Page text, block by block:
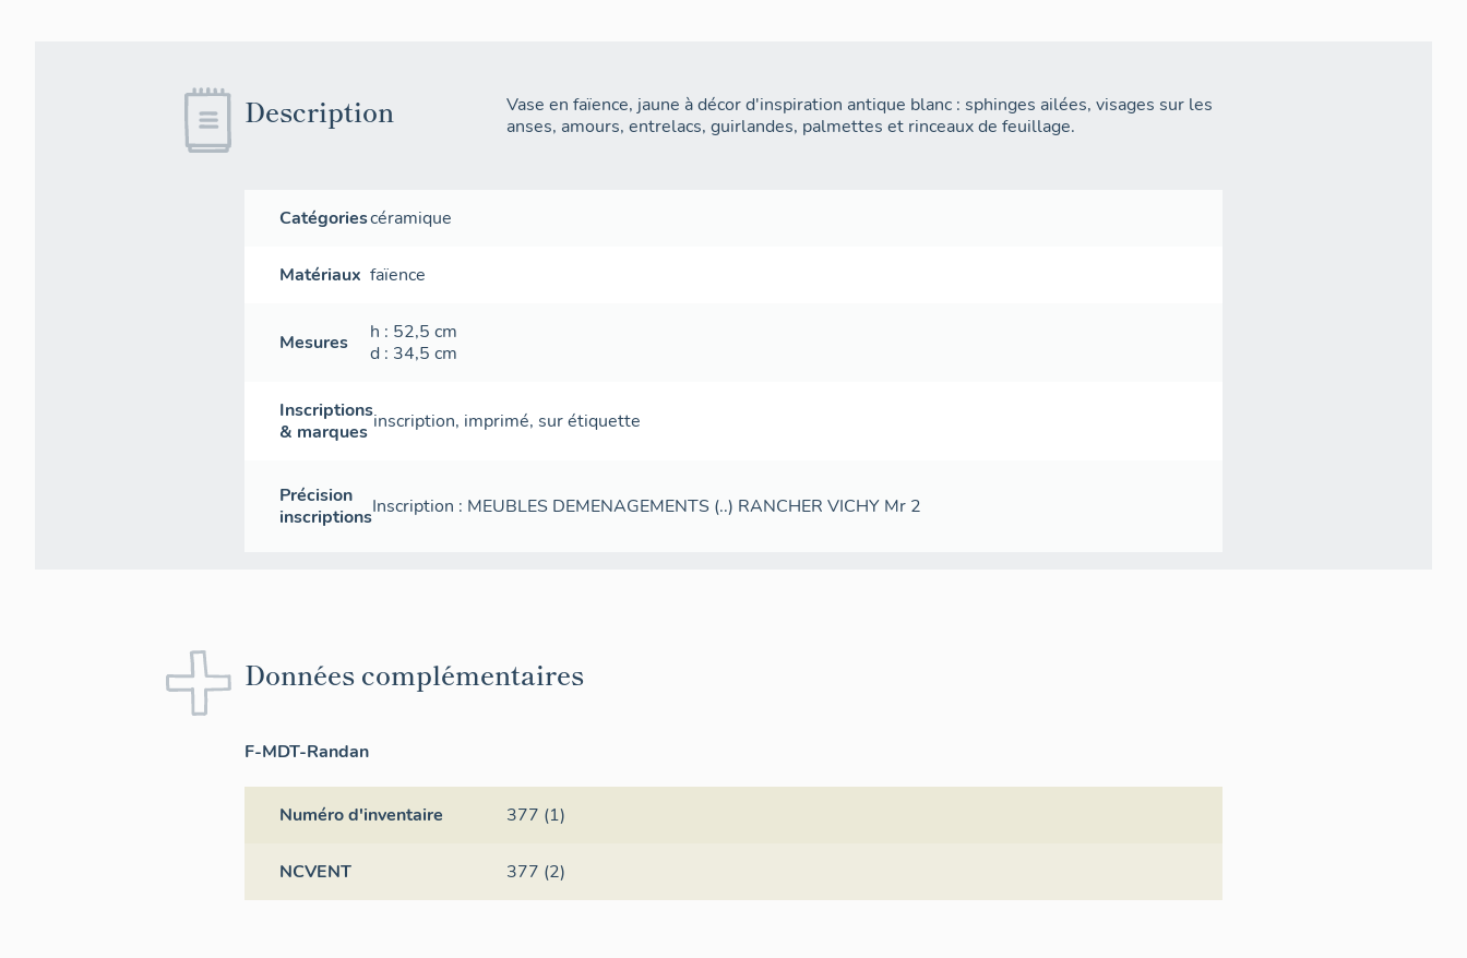
Description
Vase en faïence, jaune à décor d'inspiration antique blanc : sphinges ailées, visages sur les
anses, amours, entrelacs, guirlandes, palmettes et rinceaux de feuillage.
Catégoriescéramique
Matériaux faïence
Mesures h : 52,5cm
d : 34,5cm
Inscriptions
& marques inscription, imprimé, sur étiquette
Précision
inscriptionsInscription : MEUBLES DEMENAGEMENTS (..) RANCHER VICHY Mr 2
Données complémentaires
F-MDT-Randan
Numéro d'inventaire 377 (1)
NCVENT 377 (2)